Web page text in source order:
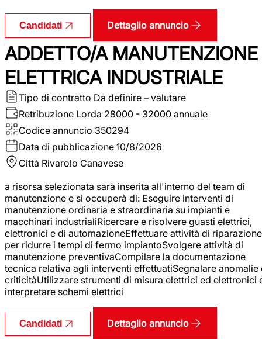
Candidati Dettaglio annuncio
ADDETTO/A MANUTENZIONE
ELETTRICA INDUSTRIALE
Tipo di contratto Da definire – valutare
Retribuzione Lorda 28000 - 32000 annuale
Codice annuncio 350294
Data di pubblicazione 10/8/2026
Città Rivarolo Canavese
a risorsa selezionata sarà inserita all'interno del team di
manutenzione e si occuperà di: Eseguire interventi di
manutenzione ordinaria e straordinaria su impianti e
macchinari industrialiRicercare e risolvere guasti elettrici,
elettronici e di automazioneEffettuare attività di riparazione
per ridurre i tempi di fermo impiantoSvolgere attività di
manutenzione preventivaCompilare la documentazione
tecnica relativa agli interventi effettuatiSegnalare anomalie
criticitàUtilizzare strumenti di misura elettrici ed elettronici
interpretare schemi elettrici
Candidati Dettaglio annuncio